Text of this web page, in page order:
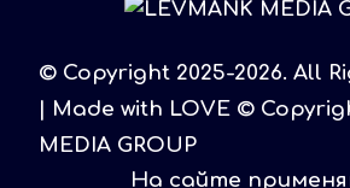
© Copyright 2025-2026. All
| Made with LOVE ©
MEDIA GROUP
На сайте